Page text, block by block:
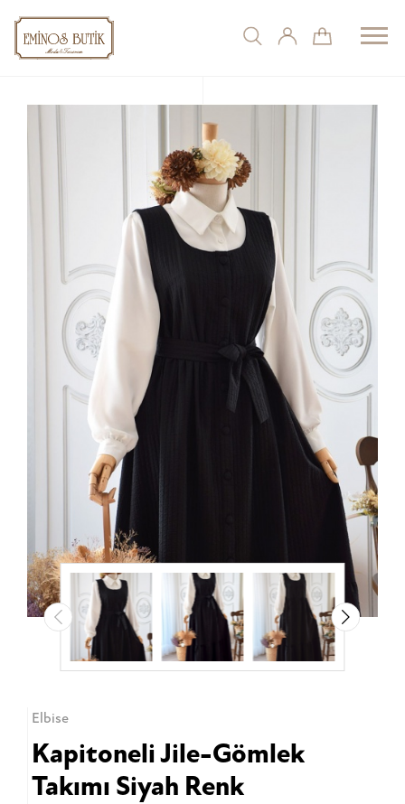
Elbise
Kapitoneli Jile-Gömlek
Takımı Siyah Renk